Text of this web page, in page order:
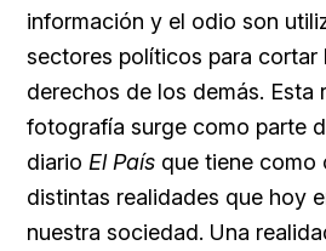
información y el odio son
sectores políticos para cortar
derechos de los demás. Esta
fotografía surge como parte
diario El País que tiene como
distintas realidades que hoy
nuestra sociedad. Una